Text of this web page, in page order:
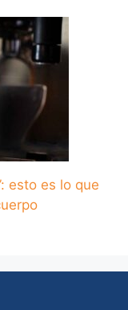
esto es lo que